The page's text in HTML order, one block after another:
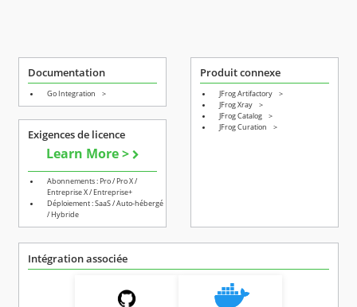
Documentation
Go Integration >
Exigences de licence
Learn More >
Abonnements : Pro / Pro X /
Entreprise X / Entreprise+
Déploiement : SaaS / Auto-hébergé
/ Hybride
Produit connexe
JFrog Artifactory
>
JFrog Xray
>
JFrog Catalog
>
JFrog Curation
>
Intégration associée